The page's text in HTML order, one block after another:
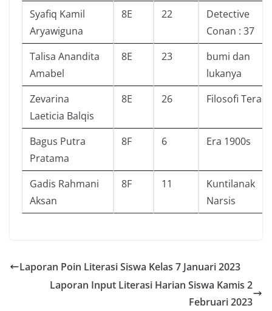
Syafiq Kamil
Aryawiguna
8E 22
Detective
Conan : 37
Talisa Anandita
Amabel
8E 23
bumi dan
lukanya
Zevarina
Laeticia Balqis
8E 26 Filosofi Teras
Bagus Putra
Pratama
8F 6 Era 1900s
Gadis Rahmani
Aksan
8F 11
Kuntilanak
Narsis
Laporan Poin Literasi Siswa Kelas 7 Januari 2023
Laporan Input Literasi Harian Siswa Kamis 2
Februari 2023